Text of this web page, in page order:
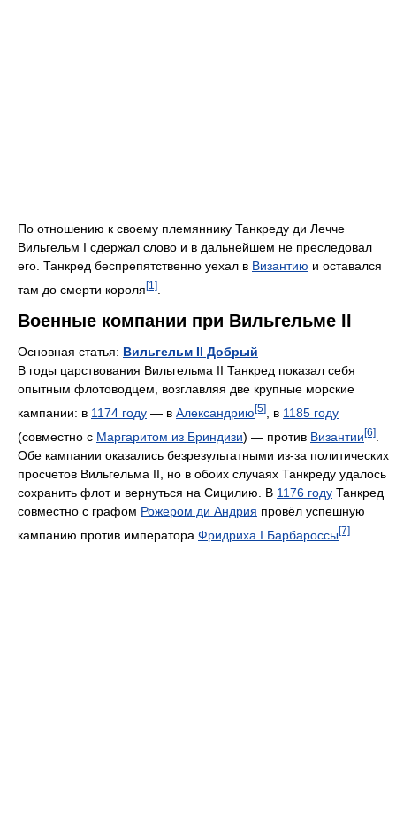
По отношению к своему племяннику Танкреду ди Лечче
Вильгельм I сдержал слово и в дальнейшем не преследовал
его. Танкред беспрепятственно уехал в Византию и оставался
там до смерти короля[1]
Военные компании при Вильгельме II
Основная статья: Вильгельм II Добрый
В годы царствования Вильгельма II Танкред показал себя
опытным флотоводцем, возглавляя две крупные морские
кампании: в 1174 году — в Александрию [5] , в 1185 году
(совместно с Маргаритом из Бриндизи) — против Византии[6]
Обе кампании оказались безрезультатными из-за политических
просчетов Вильгельма II, но в обоих случаях Танкреду удалось
сохранить флот и вернуться на Сицилию. В 1176 году Танкред
совместно с графом Рожером ди Андрия провёл успешную
кампанию против императора Фридриха I Барбароссы[7]